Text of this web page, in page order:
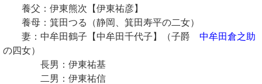
養父：伊東熊次【伊東祐彦】
養母：箕田つる（静岡、箕田寿平の二女）
妻：中牟田鶴子【中牟田千代子】（子爵 中牟田倉之助
の四女）
長男：伊東祐基
二男：伊東祐信